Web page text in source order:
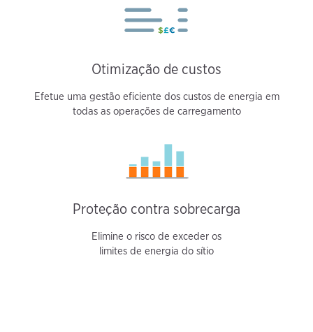
Otimização de custos
Efetue uma gestão eficiente dos custos de energia em
todas as operações de carregamento
Proteção contra sobrecarga
Elimine o risco de exceder os
limites de energia do sítio